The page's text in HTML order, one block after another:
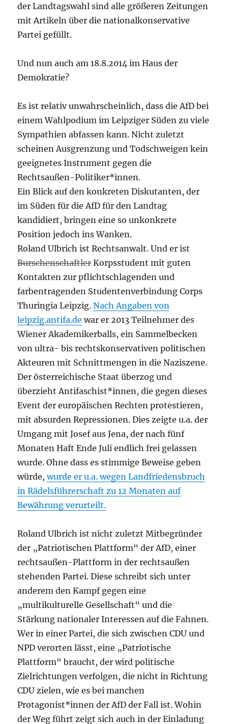
der Landtagswahl sind alle größeren Zeitungen
mit Artikeln über die nationalkonservative
Partei gefüllt.
Und nun auch am 18.8.2014 im Haus der
Demokratie?
Es ist relativ unwahrscheinlich, dass die AfD bei
einem Wahlpodium im Leipziger Süden zu viele
Sympathien abfassen kann. Nicht zuletzt
scheinen Ausgrenzung und Todschweigen kein
geeignetes Instrument gegen die
Rechtsaußen-Politiker*innen.
Ein Blick auf den konkreten Diskutanten, der
im Süden für die AfD für den Landtag
kandidiert, bringen eine so unkonkrete
Position jedoch ins Wanken.
Roland Ulbrich ist Rechtsanwalt. Und er ist
BurschenschaftlerKorpsstudent mit guten
Kontakten zurpflichtschlagenden und
farbentragenden StudentenverbindungCorps
Thuringia Leipzig.Nach Angaben von
leipzig.antifa.de war er 2013 Teilnehmer des
Wiener Akademikerballs, ein Sammelbecken
von ultra- bis rechtskonservativen politischen
Akteuren mit Schnittmengen in die Naziszene.
Der österreichische Staat überzog und
überzieht Antifaschist*innen, die gegen dieses
Event der europäischen Rechten protestieren,
mit absurden Repressionen. Dies zeigte u.a. der
Umgang mit Josef aus Jena, der nach fünf
Monaten Haft Ende Juli endlich frei gelassen
wurde. Ohne dass es stimmige Beweise geben
würde,wurde er u.a. wegen Landfriedensbruch
in Rädelsführerschaft zu 12 Monaten auf
Bewährung verurteilt.
Roland Ulbrich ist nicht zuletzt Mitbegründer
der „Patriotischen Plattform“ der AfD, einer
rechtsaußen-Plattform in der rechtsaußen
stehenden Partei. Diese schreibt sich unter
anderem den Kampf gegen eine
„multikulturelle Gesellschaft“ und die
Stärkung nationaler Interessen auf die Fahnen.
Wer in einer Partei, die sich zwischen CDU und
NPD verorten lässt, eine „Patriotische
Plattform“ braucht, der wird politische
Zielrichtungen verfolgen, die nicht in Richtung
CDU zielen, wie es bei manchen
Protagonist*innen der AfD der Fall ist. Wohin
der Weg führt zeigt sich auch in der Einladung